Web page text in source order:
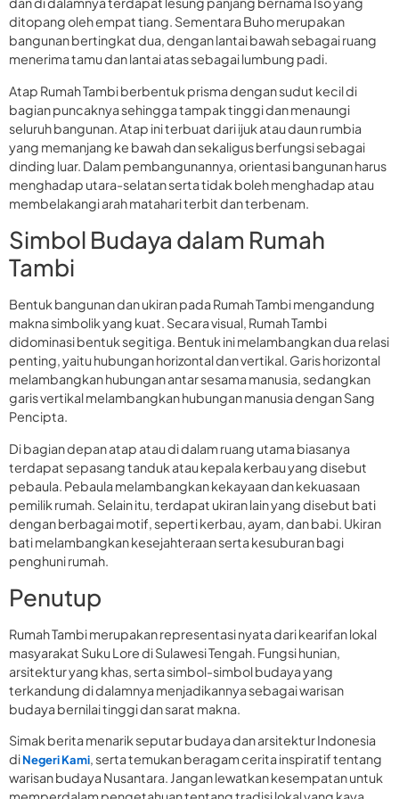
ditopang oleh empat tiang. Sementara Buho merupakan
bangunan bertingkat dua, dengan lantai bawah sebagai ruang
menerima tamu dan lantai atas sebagai lumbung padi.
Atap Rumah Tambi berbentuk prisma dengan sudut kecil di
bagian puncaknya sehingga tampak tinggi dan menaungi
seluruh bangunan. Atap ini terbuat dari ijuk atau daun rumbia
yang memanjang ke bawah dan sekaligus berfungsi sebagai
dinding luar. Dalam pembangunannya, orientasi bangunan harus
menghadap utara-selatan serta tidak boleh menghadap atau
membelakangi arah matahari terbit dan terbenam.
Simbol Budaya dalam Rumah
Tambi
Bentuk bangunan dan ukiran pada Rumah Tambi mengandung
makna simbolik yang kuat. Secara visual, Rumah Tambi
didominasi bentuk segitiga. Bentuk ini melambangkan dua relasi
penting, yaitu hubungan horizontal dan vertikal. Garis horizontal
melambangkan hubungan antar sesama manusia, sedangkan
garis vertikal melambangkan hubungan manusia dengan Sang
Pencipta.
Di bagian depan atap atau di dalam ruang utama biasanya
terdapat sepasang tanduk atau kepala kerbau yang disebut
pebaula. Pebaula melambangkan kekayaan dan kekuasaan
pemilik rumah. Selain itu, terdapat ukiran lain yang disebut bati
dengan berbagai motif, seperti kerbau, ayam, dan babi. Ukiran
bati melambangkan kesejahteraan serta kesuburan bagi
penghuni rumah.
Penutup
Rumah Tambi merupakan representasi nyata dari kearifan lokal
masyarakat Suku Lore di Sulawesi Tengah. Fungsi hunian,
arsitektur yang khas, serta simbol-simbol budaya yang
terkandung di dalamnya menjadikannya sebagai warisan
budaya bernilai tinggi dan sarat makna.
Simak berita menarik seputar budaya dan arsitektur Indonesia
diNegeri Kami, serta temukan beragam cerita inspiratif tentang
warisan budaya Nusantara. Jangan lewatkan kesempatan untuk